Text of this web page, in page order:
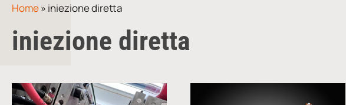
Home» iniezione diretta
iniezione diretta